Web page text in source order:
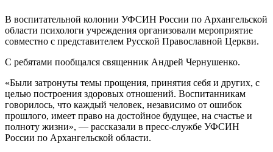
В воспитательной колонии УФСИН России по Архангельской
области психологи учреждения организовали мероприятие
совместно с представителем Русской Православной Церкви.
С ребятами пообщался священник Андрей Чернушенко.
«Были затронуты темы прощения, принятия себя и других, с
целью построения здоровых отношений. Воспитанникам
говорилось, что каждый человек, независимо от ошибок
прошлого, имеет право на достойное будущее, на счастье и
полноту жизни», — рассказали в пресс-службе УФСИН
России по Архангельской области.